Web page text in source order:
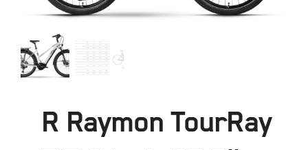
R Raymon TourRay